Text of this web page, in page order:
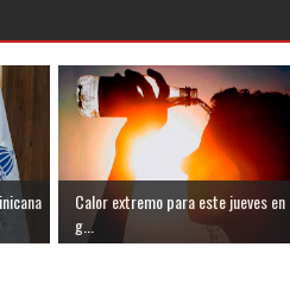
Calor extremo para este jueves en
g...